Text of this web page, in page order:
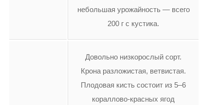
небольшая урожайность — всего
200 г с кустика.
Довольно низкорослый сорт.
Крона разложистая, ветвистая.
Плодовая кисть состоит из 5–6
кораллово-красных ягод